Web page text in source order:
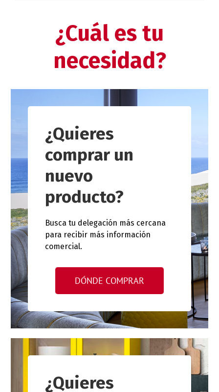
¿Cuál es tu
necesidad?
¿Quieres
comprar un
nuevo
producto?
Busca tu delegación más cercana
para recibir más información
comercial.
DÓNDE COMPRAR
¿Quieres